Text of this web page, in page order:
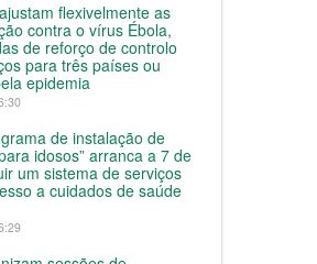
flexivelmente as
contra o vírus Ébola,
de reforço de controlo
para três países ou
epidemia
de instalação de
idosos” arranca a 7 de
um sistema de serviços
a cuidados de saúde